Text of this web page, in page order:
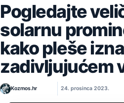
Pogledajte
solarnu
kako pleše
zadivljujućem
Kozmos.hr 24. prosinca 2023.